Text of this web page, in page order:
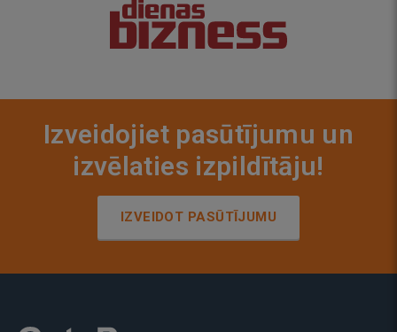
Izveidojiet pasūtījumu un
izvēlaties izpildītāju!
IZVEIDOT PASŪTĪJUMU